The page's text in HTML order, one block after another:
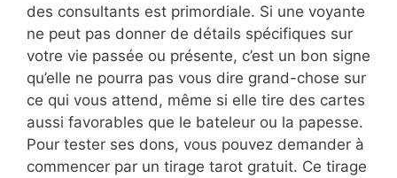
des consultants est primordiale. Si une voyante
ne peut pas donner de détails spécifiques sur
votre vie passée ou présente, c’est un bon signe
qu’elle ne pourra pas vous dire grand-chose sur
ce qui vous attend, même si elle tire des cartes
aussi favorables que le bateleur ou la papesse.
Pour tester ses dons, vous pouvez demander à
commencer par un tirage tarot gratuit. Ce tirage